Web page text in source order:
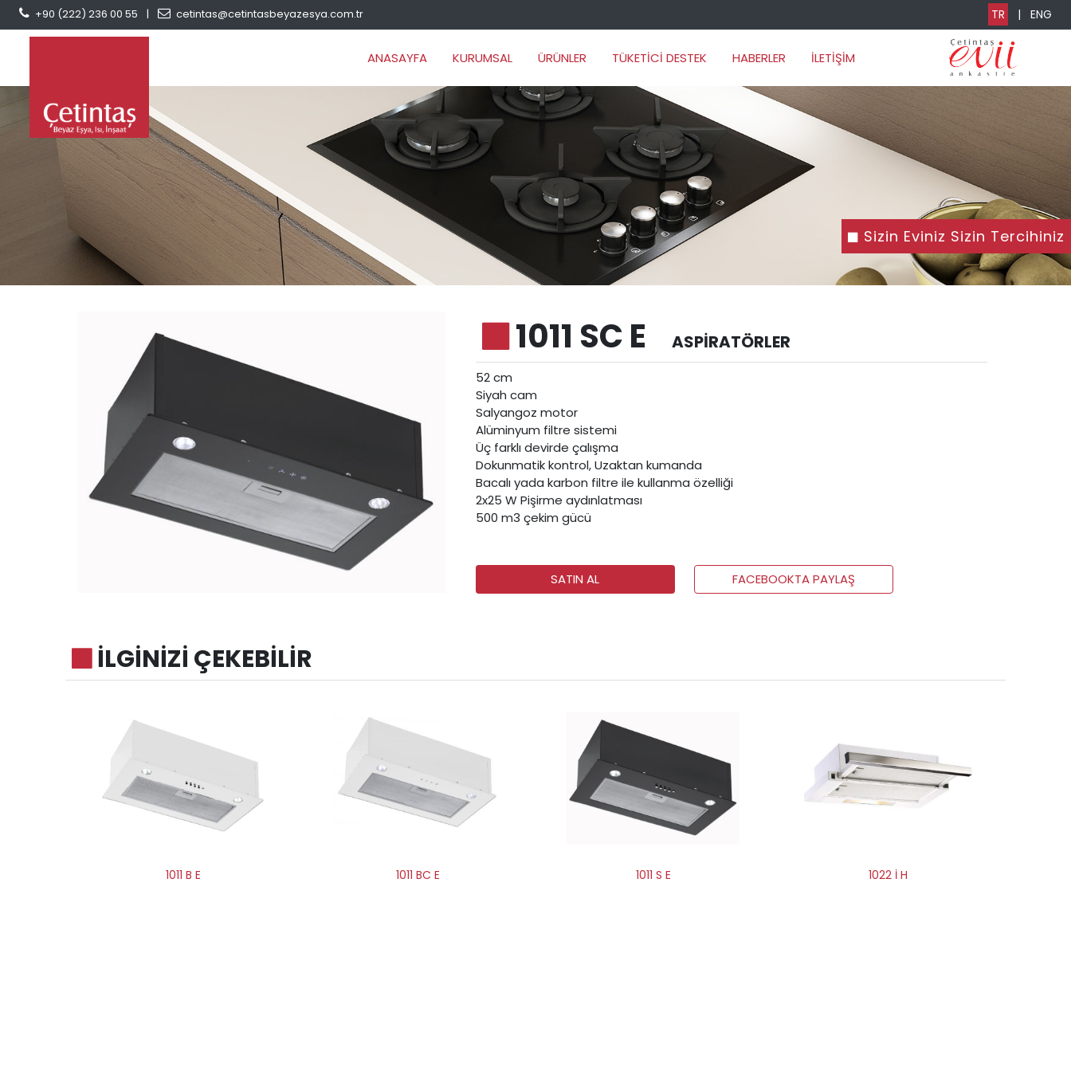
+90 (222) 236 00 55 | cetintas@cetintasbeyazesya.com.tr TR | ENG
ANASAYFA KURUMSAL ÜRÜNLER TÜKETİCİ DESTEK HABERLER İLETİŞİM
Sizin Eviniz Sizin Tercihiniz
1011 SC E ASPIRATÖRLER
52 cm
Siyah cam
Salyangoz motor
Alüminyum filtre sistemi
Üç farklı devirde çalışma
Dokunmatik kontrol, Uzaktan kumanda
Bacalı yada karbon filtre ile kullanma özelliği
2x25 W Pişirme aydınlatması
500 m3 çekim gücü
SATIN AL FACEBOOKTA PAYLAŞ
İLGİNİZİ ÇEKEBİLİR
1011 B E 1011 BC E 1011 S E 1022 İ H